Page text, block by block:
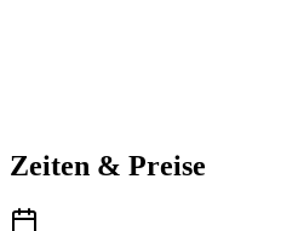
Zeiten & Preise